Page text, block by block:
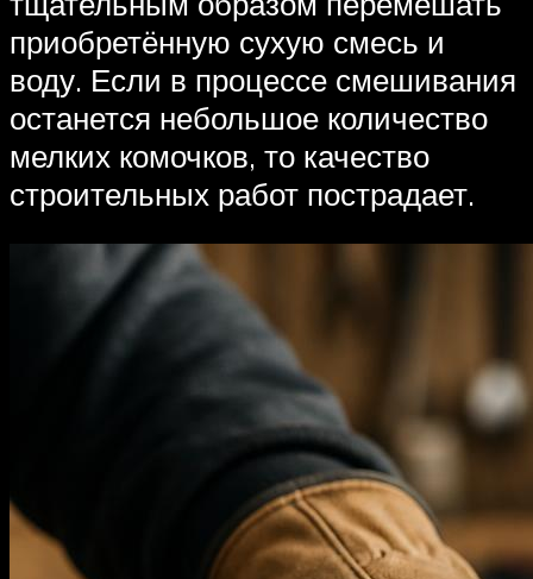
приобретённую сухую смесь и
воду. Если в процессе смешивания
останется небольшое количество
мелких комочков, то качество
строительных работ пострадает.